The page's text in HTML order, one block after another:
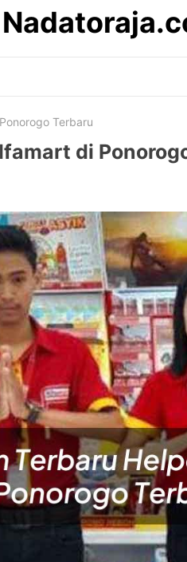
Terbaru
di